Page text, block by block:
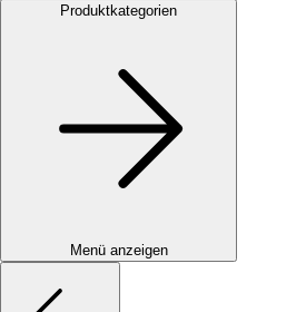
Produktkategorien
Menü anzeigen